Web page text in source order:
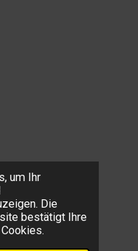
um Ihr
Die
bestätigt Ihre